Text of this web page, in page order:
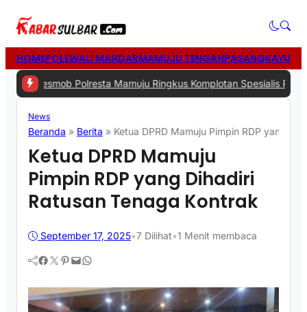
HOMEPOLEWALI MANDARMAMUJU TENGAHPASANGKAYU
Polresta Mamuju Ringkus Komplotan Spesialis Pencurian di
News
Beranda » Berita » Ketua DPRD Mamuju Pimpin RDP yang
Ketua DPRD Mamuju
Pimpin RDP yang Dihadiri
Ratusan Tenaga Kontrak
September 17, 2025•7 Dilihat•1 Menit membaca
Facebook Twitter Pinterest Mail WhatsApp